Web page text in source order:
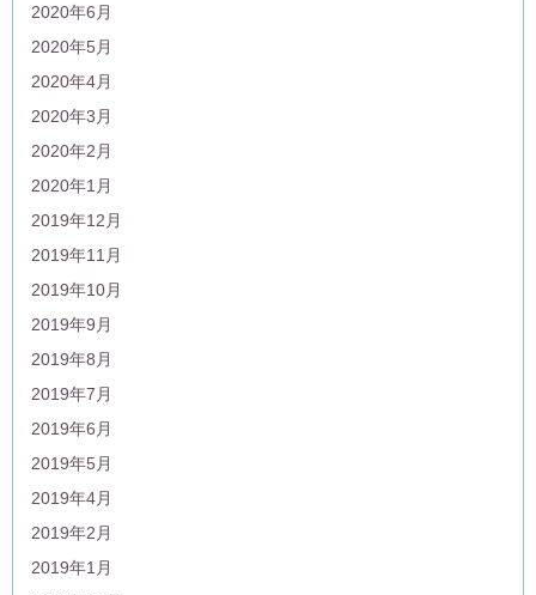
2020年6月
2020年5月
2020年4月
2020年3月
2020年2月
2020年1月
2019年12月
2019年11月
2019年10月
2019年9月
2019年8月
2019年7月
2019年6月
2019年5月
2019年4月
2019年2月
2019年1月